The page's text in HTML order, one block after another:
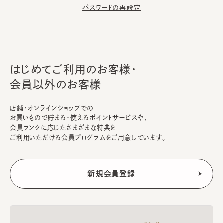
パスワードの再設定
はじめてご利用のお客様・
会員以外のお客様
店舗・オンラインショップでの
お買いもので貯まる・使えるポイントサービスや、
会員ランクに応じたさまざまな特典を
ご利用いただける会員プログラムをご用意しています。